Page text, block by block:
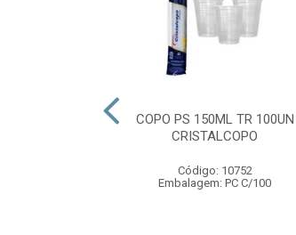
COPO PS 150ML TR 100UN
CRISTALCOPO
Código: 10752
Embalagem: PC C/100